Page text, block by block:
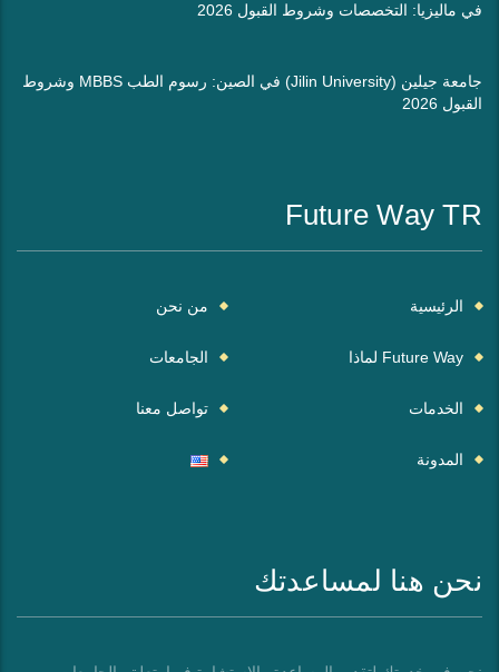
في ماليزيا: التخصصات وشروط القبول 2026
جامعة جيلين (Jilin University) في الصين: رسوم الطب MBBS وشروط
القبول 2026
Future Way TR
الرئيسية من نحن
Future Way لماذا الجامعات
الخدمات تواصل معنا
المدونة
نحن هنا لمساعدتك